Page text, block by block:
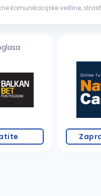
komunikacijske veštine,